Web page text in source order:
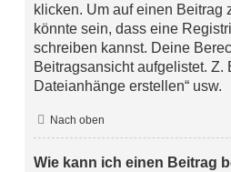
klicken. Um auf einen Beitrag
könnte sein, dass eine
schreiben kannst. Deine
Beitragsansicht aufgelistet. Z.
Dateianhänge erstellen“ usw.
Nach oben
Wie kann ich einen Beitrag